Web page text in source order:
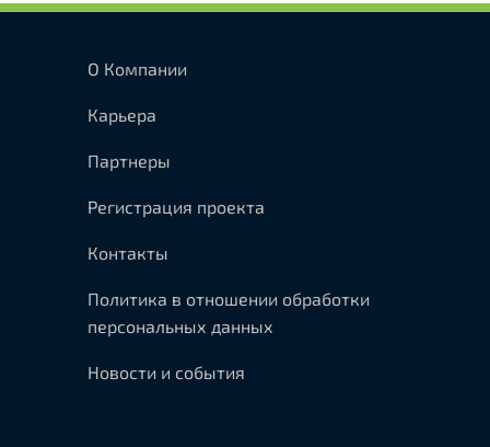
О Компании
Карьера
Партнеры
Регистрация проекта
Контакты
Политика в отношении обработки
персональных данных
Новости и события